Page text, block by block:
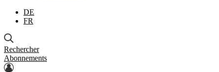
DE
FR
Rechercher
Abonnements